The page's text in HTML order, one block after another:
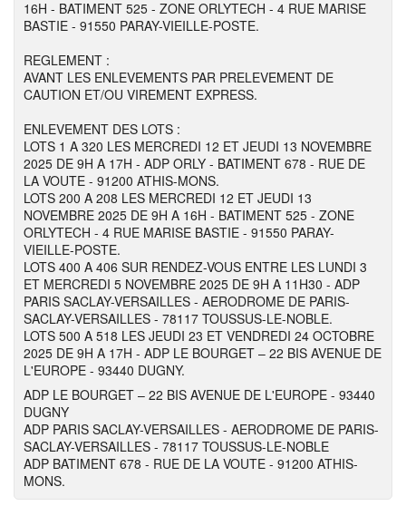
16H - BATIMENT 525 - ZONE ORLYTECH - 4 RUE MARISE
BASTIE - 91550 PARAY-VIEILLE-POSTE.
REGLEMENT :
AVANT LES ENLEVEMENTS PAR PRELEVEMENT DE
CAUTION ET/OU VIREMENT EXPRESS.
ENLEVEMENT DES LOTS :
LOTS 1 A 320 LES MERCREDI 12 ET JEUDI 13 NOVEMBRE
2025 DE 9H A 17H - ADP ORLY - BATIMENT 678 - RUE DE
LA VOUTE - 91200 ATHIS-MONS.
LOTS 200 A 208 LES MERCREDI 12 ET JEUDI 13
NOVEMBRE 2025 DE 9H A 16H - BATIMENT 525 - ZONE
ORLYTECH - 4 RUE MARISE BASTIE - 91550 PARAY-
VIEILLE-POSTE.
LOTS 400 A 406 SUR RENDEZ-VOUS ENTRE LES LUNDI 3
ET MERCREDI 5 NOVEMBRE 2025 DE 9H A 11H30 - ADP
PARIS SACLAY-VERSAILLES - AERODROME DE PARIS-
SACLAY-VERSAILLES - 78117 TOUSSUS-LE-NOBLE.
LOTS 500 A 518 LES JEUDI 23 ET VENDREDI 24 OCTOBRE
2025 DE 9H A 17H - ADP LE BOURGET – 22 BIS AVENUE DE
L'EUROPE - 93440 DUGNY.
ADP LE BOURGET – 22 BIS AVENUE DE L'EUROPE - 93440
DUGNY
ADP PARIS SACLAY-VERSAILLES - AERODROME DE PARIS-
SACLAY-VERSAILLES - 78117 TOUSSUS-LE-NOBLE
ADP BATIMENT 678 - RUE DE LA VOUTE - 91200 ATHIS-
MONS.